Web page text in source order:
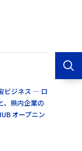
ビジネス ― ロ
、県内企業の
オープニン